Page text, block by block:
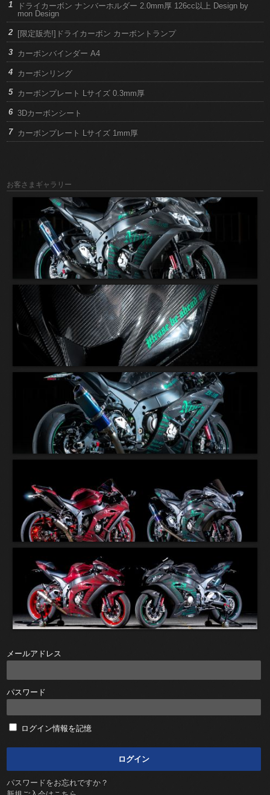
ドライカーボン ナンバーホルダー 2.0mm厚 126cc以上 Design by
mon Design
[限定販売!]ドライカーボン カーボントランプ
カーボンバインダー A4
カーボンリング
カーボンプレート Lサイズ 0.3mm厚
3Dカーボンシート
カーボンプレート Lサイズ 1mm厚
お客さまギャラリー
メールアドレス
パスワード
ログイン情報を記憶
パスワードをお忘れですか？